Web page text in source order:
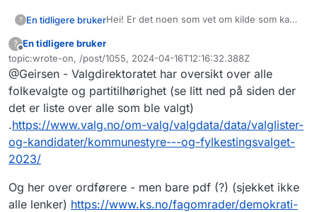
? En tidligere brukerHei! Er det noen som vet om kilde som kan
kommunestyrer med deres partitilhørighet?
?
Frakoblet
En tidligere bruker
topic:wrote-on, /post/1055, 2024-04-16T12:16:32.388Z
Sist endret av
@Geirsen - Valgdirektoratet har oversikt over alle
folkevalgte og partitilhørighet (se litt ned på siden der
det er liste over alle som ble valgt)
.https://www.valg.no/om-valg/valgdata/data/valglister-
og-kandidater/kommunestyre---og-fylkestingsvalget-
2023/
Og her over ordførere - men bare pdf (?) (sjekket ikke
alle lenker) https://www.ks.no/fagomrader/demokrati-